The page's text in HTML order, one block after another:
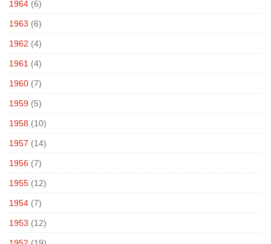
1964 (6)
1963 (6)
1962 (4)
1961 (4)
1960 (7)
1959 (5)
1958 (10)
1957 (14)
1956 (7)
1955 (12)
1954 (7)
1953 (12)